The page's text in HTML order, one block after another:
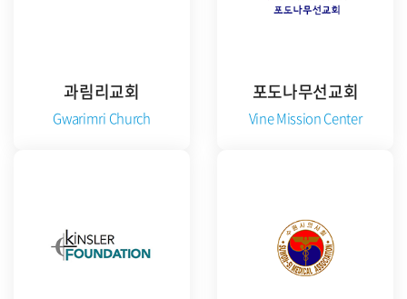
과림리교회
Gwarimri Church
포도나무선교회
Vine Mission Center